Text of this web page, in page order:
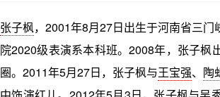
张子枫，2001年8月27日出生于河南省三
院2020级表演系本科班。2008年，张子枫
圈。2011年5月27日，张子枫与王宝强、 陶